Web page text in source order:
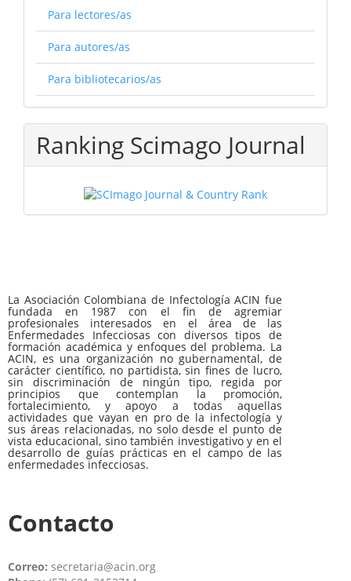
Para lectores/as
Para autores/as
Para bibliotecarios/as
Ranking Scimago Journal
La Asociación Colombiana de Infectología ACIN fue
fundada en 1987 con el fin de agremiar
profesionales interesados en el área de las
Enfermedades Infecciosas con diversos tipos de
formación académica y enfoques del problema. La
ACIN, es una organización no gubernamental, de
carácter científico, no partidista, sin fines de lucro,
sin discriminación de ningún tipo, regida por
principios que contemplan la promoción,
fortalecimiento, y apoyo a todas aquellas
actividades que vayan en pro de la infectología y
sus áreas relacionadas, no solo desde el punto de
vista educacional, sino también investigativo y en el
desarrollo de guías prácticas en el campo de las
enfermedades infecciosas.
Contacto
Correo: secretaria@acin.org